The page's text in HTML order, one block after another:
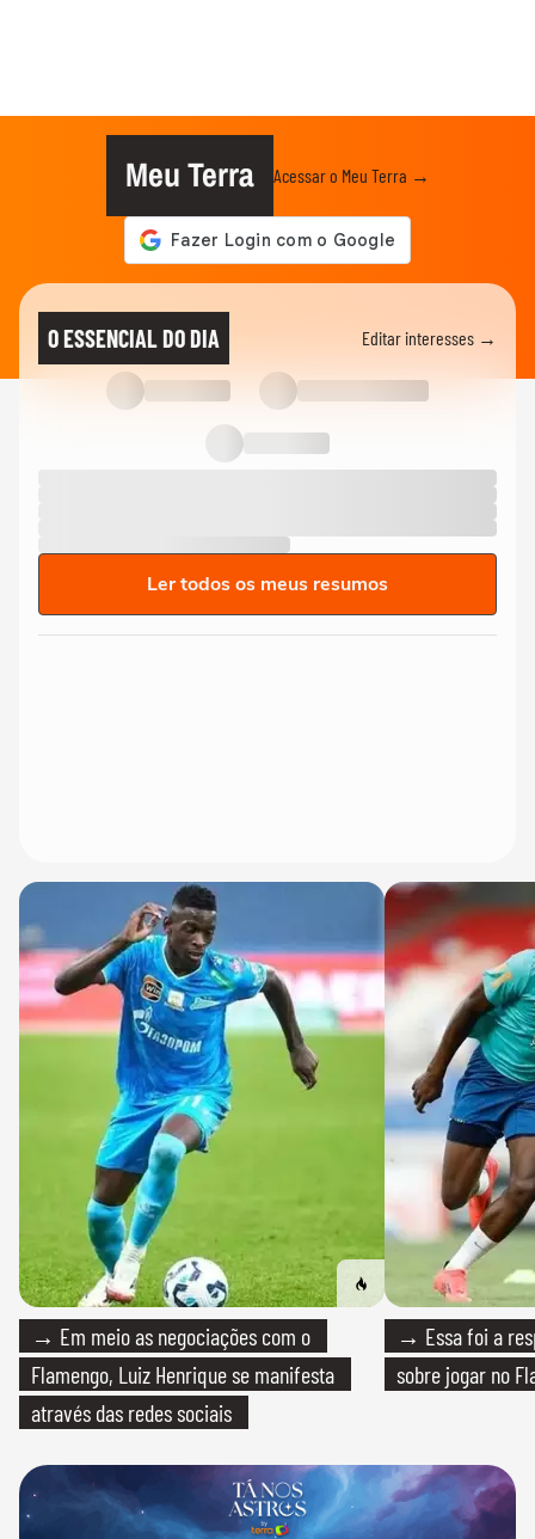
Meu Terra Acessar o Meu Terra →
O ESSENCIAL DO DIA Editar interesses →
Ler todos os meus resumos
→ Em meio as negociações com o
Flamengo, Luiz Henrique se manifesta
através das redes sociais
→ Essa foi a
sobre jogar no